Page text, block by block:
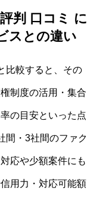
判 口コミ に
スとの違い
比較すると、その
制度の活用・集合
の目安といった点
間・3社間のファク
応や少額案件にも
用力・対応可能額